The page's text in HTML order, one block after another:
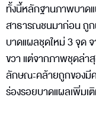
ทั้งนี้หลักฐานภาพบาดแ
สาธารณชนมาก่อน ถูก
บาดแผลชุดใหม่ 3 จุด
ขวา แต่จากภาพชุดล่า
ลักษณะคล้ายถูกของมี
ร่องรอยบาดแผลเพิ่มเ